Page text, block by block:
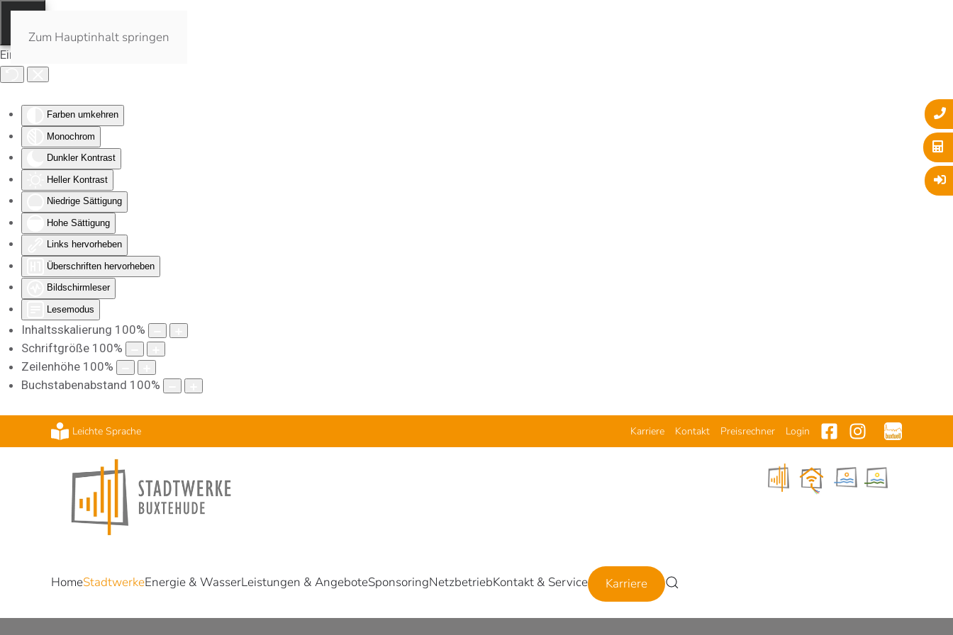
Eingabehilfen öffnen
Farben umkehren
Monochrom
Dunkler Kontrast
Heller Kontrast
Niedrige Sättigung
Hohe Sättigung
Links hervorheben
Überschriften hervorheben
Bildschirmleser
Lesemodus
Inhaltsskalierung 100%
Schriftgröße 100%
Zeilenhöhe 100%
Buchstabenabstand 100%
Zum Hauptinhalt springen
Leichte Sprache Karriere Kontakt Preisrechner Login
HomeStadtwerkeEnergie & WasserLeistungen & AngeboteSponsoringNetzbetriebKontakt & Service Karriere